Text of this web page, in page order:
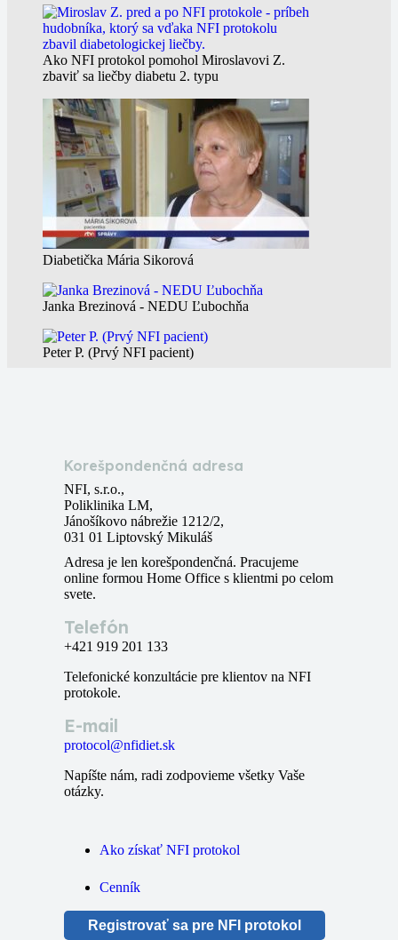
Ako NFI protokol pomohol Miroslavovi Z.
zbaviť sa liečby diabetu 2. typu
Diabetička Mária Sikorová
Janka Brezinová - NEDU Ľubochňa
Peter P. (Prvý NFI pacient)
Korešpondenčná adresa
NFI, s.r.o.,
Poliklinika LM,
Jánošíkovo nábrežie 1212/2,
031 01 Liptovský Mikuláš
Adresa je len korešpondenčná. Pracujeme
online formou Home Office s klientmi po celom
svete.
Telefón
+421 919 201 133
Telefonické konzultácie pre klientov na NFI
protokole.
E-mail
protocol@nfidiet.sk
Napíšte nám, radi zodpovieme všetky Vaše
otázky.
Ako získať NFI protokol
Cenník
Registrovať sa pre NFI protokol